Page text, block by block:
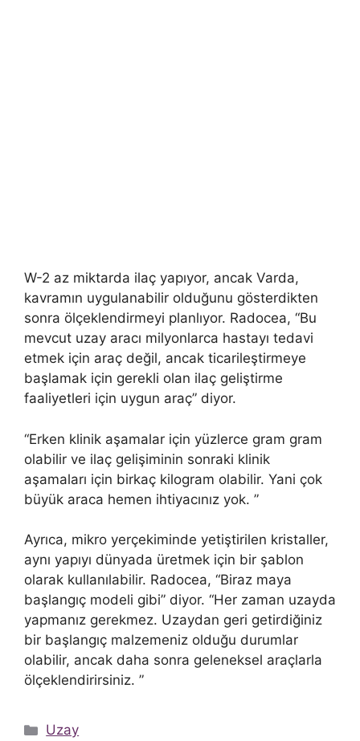
W-2 az miktarda ilaç yapıyor, ancak Varda,
kavramın uygulanabilir olduğunu gösterdikten
sonra ölçeklendirmeyi planlıyor. Radocea, “Bu
mevcut uzay aracı milyonlarca hastayı tedavi
etmek için araç değil, ancak ticarileştirmeye
başlamak için gerekli olan ilaç geliştirme
faaliyetleri için uygun araç” diyor.
“Erken klinik aşamalar için yüzlerce gram gram
olabilir ve ilaç gelişiminin sonraki klinik
aşamaları için birkaç kilogram olabilir. Yani çok
büyük araca hemen ihtiyacınız yok. ”
Ayrıca, mikro yerçekiminde yetiştirilen kristaller,
aynı yapıyı dünyada üretmek için bir şablon
olarak kullanılabilir. Radocea, “Biraz maya
başlangıç ​​modeli gibi” diyor. “Her zaman uzayda
yapmanız gerekmez. Uzaydan geri getirdiğiniz
bir başlangıç ​​malzemeniz olduğu durumlar
olabilir, ancak daha sonra geleneksel araçlarla
ölçeklendirirsiniz. ”
Kategoriler
Uzay